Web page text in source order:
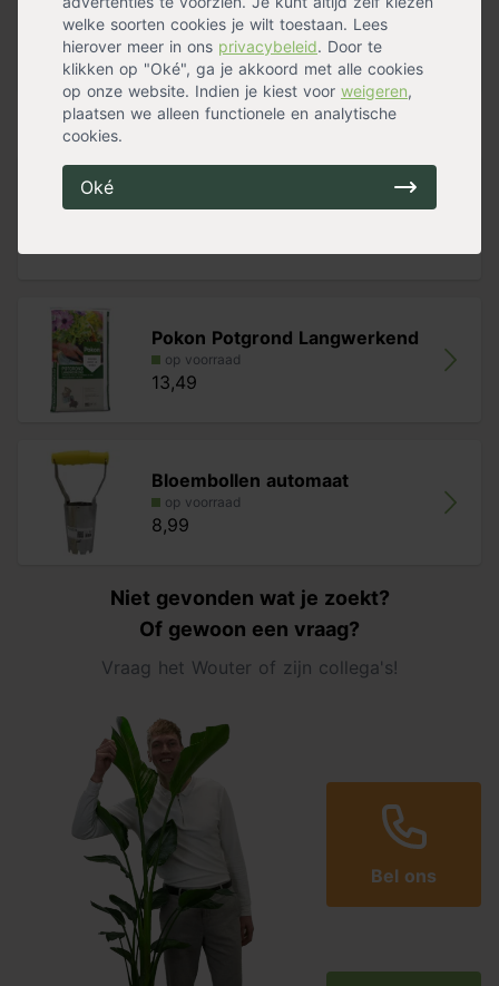
welke soorten cookies je wilt toestaan. Lees
hierover meer in ons privacybeleid. Door te
klikken op "Oké", ga je akkoord met alle cookies
op onze website. Indien je kiest voor weigeren,
plaatsen we alleen functionele en analytische
cookies.
Oké
Standplaats
Halfschaduw ,Zon
Maximalehoogte
15 cm
Bloemkleur
Wit
Meer specificaties »
Handig voor erbij
Pokon Potgrond Langwerkend
op voorraad
13,49
Bloembollen automaat
op voorraad
8,99
Niet gevonden wat je zoekt?
Of gewoon een vraag?
Vraag het Wouter of zijn collega's!
Bel ons